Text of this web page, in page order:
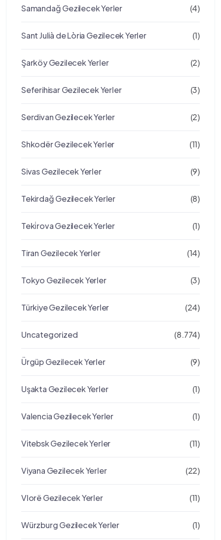
Samandağ Gezilecek Yerler (4)
Sant Julià de Lòria Gezilecek Yerler (1)
Şarköy Gezilecek Yerler (2)
Seferihisar Gezilecek Yerler (3)
Serdivan Gezilecek Yerler (2)
Shkodër Gezilecek Yerler (11)
Sivas Gezilecek Yerler (9)
Tekirdağ Gezilecek Yerler (8)
Teki̇rova Gezilecek Yerler (1)
Tiran Gezilecek Yerler (14)
Tokyo Gezilecek Yerler (3)
Türkiye Gezilecek Yerler (24)
Uncategorized (8.774)
Ürgüp Gezilecek Yerler (9)
Uşakta Gezilecek Yerler (1)
Valencia Gezilecek Yerler (1)
Vitebsk Gezilecek Yerler (11)
Viyana Gezilecek Yerler (22)
Vlorë Gezilecek Yerler (11)
Würzburg Gezilecek Yerler (1)